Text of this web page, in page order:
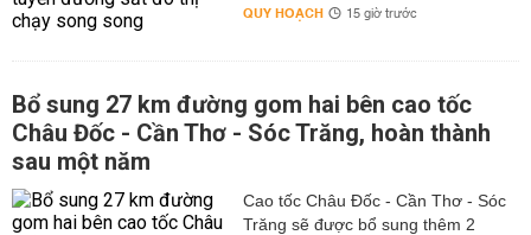
QUY HOẠCH 15 giờ trước
Bổ sung 27 km đường gom hai bên cao tốc
Châu Đốc - Cần Thơ - Sóc Trăng, hoàn thành
sau một năm
Cao tốc Châu Đốc - Cần Thơ - Sóc
Trăng sẽ được bổ sung thêm 2